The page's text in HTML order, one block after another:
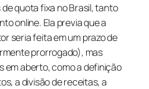
quota fixa no Brasil, tanto
online. Ela previa que a
seria feita em um prazo de
prorrogado), mas
em aberto, como a definição
a divisão de receitas, a